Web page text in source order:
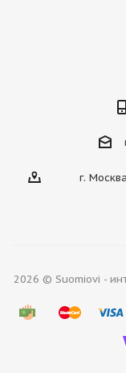
г.
2026 © Suomiovi -